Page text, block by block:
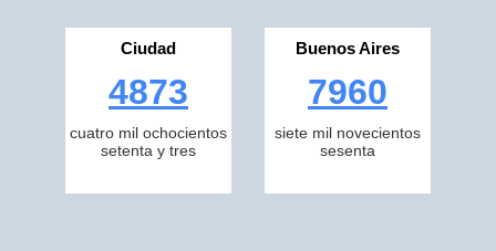
Ciudad
4873
cuatro mil ochocientos
setenta y tres
Buenos Aires
7960
siete mil novecientos
sesenta